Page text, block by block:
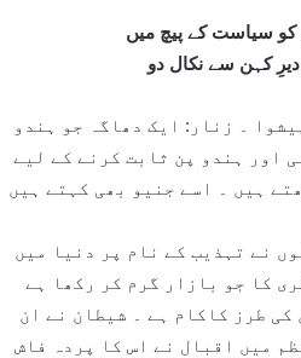
کو سیاست کے پیچ میں
دیرِ کہن سے نکال دو
۔ زنار: ایک دھاگہ جو ہندو
اور ہندو پن ثابت کرنے کے لیے
ہیں ۔ اسے جنیو بھی کہتے ہیں
نے تہذیب کے نام پر دنیا میں
کا جو بازار گرم کر رکھا ہے
طرز کاکام ہے ۔ شیطان نے ان
میں اقبال نے اس کا پردہ فاش